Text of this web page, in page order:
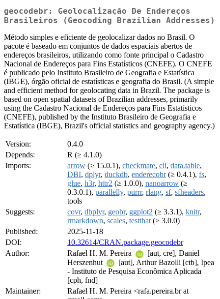
geocodebr: Geolocalização De Endereços
Brasileiros (Geocoding Brazilian Addresses)
Método simples e eficiente de geolocalizar dados no Brasil. O
pacote é baseado em conjuntos de dados espaciais abertos de
endereços brasileiros, utilizando como fonte principal o Cadastro
Nacional de Endereços para Fins Estatísticos (CNEFE). O CNEFE
é publicado pelo Instituto Brasileiro de Geografia e Estatística
(IBGE), órgão oficial de estatísticas e geografia do Brasil. (A simple
and efficient method for geolocating data in Brazil. The package is
based on open spatial datasets of Brazilian addresses, primarily
using the Cadastro Nacional de Endereços para Fins Estatísticos
(CNEFE), published by the Instituto Brasileiro de Geografia e
Estatística (IBGE), Brazil's official statistics and geography agency.)
Version:
0.4.0
Depends:
R (≥ 4.1.0)
Imports:
arrow (≥ 15.0.1), checkmate, cli, data.table,
DBI, dplyr, duckdb, enderecobr(≥ 0.4.1), fs,
glue, h3r, httr2 (≥ 1.0.0), nanoarrow (≥
0.3.0.1), parallelly, purrr, rlang, sf, sfheaders,
tools
Suggests:
covr, dbplyr, geobr, ggplot2 (≥ 3.3.1), knitr,
rmarkdown, scales, testthat (≥ 3.0.0)
Published:
2025-11-18
DOI:
10.32614/CRAN.package.geocodebr
Author:
Rafael H. M. Pereira
[aut, cre], Daniel
Herszenhut
[aut], Arthur Bazolli [ctb], Ipea
- Instituto de Pesquisa Econômica Aplicada
[cph, fnd]
Maintainer:
Rafael H. M. Pereira <rafa.pereira.br at